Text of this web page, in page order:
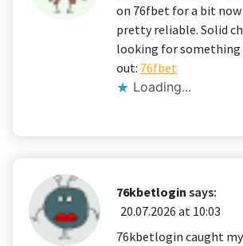
on 76fbet for a bit now
pretty reliable. Solid
looking for something
out: 76fbet
Loading...
76kbetlogin says:
20.07.2026 at 10:03
76kbetlogin caught